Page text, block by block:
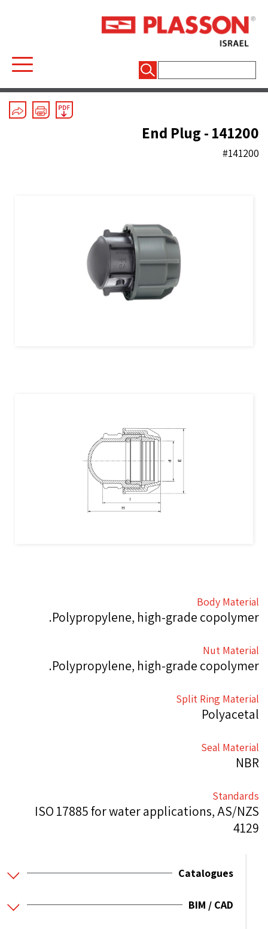
Mechanical Fittings/Silver Line/Couplers
End Plug - 141200
#141200
Body Material
Polypropylene, high-grade copolymer.
Nut Material
Polypropylene, high-grade copolymer.
Split Ring Material
Polyacetal
Seal Material
NBR
Standards
ISO 17885 for water applications, AS/NZS
4129
Catalogues
BIM / CAD